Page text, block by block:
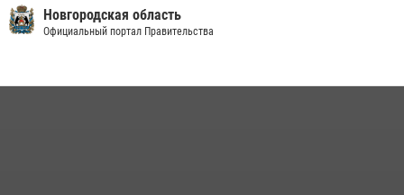
Новгородская область
Официальный портал Правительства